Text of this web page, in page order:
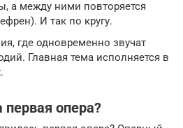
а между ними повторяется
И так по кругу.
где одновременно звучат
Главная тема исполняется в
опера?